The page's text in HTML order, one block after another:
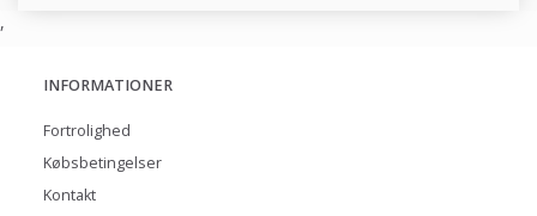
,
INFORMATIONER
Fortrolighed
Købsbetingelser
Kontakt